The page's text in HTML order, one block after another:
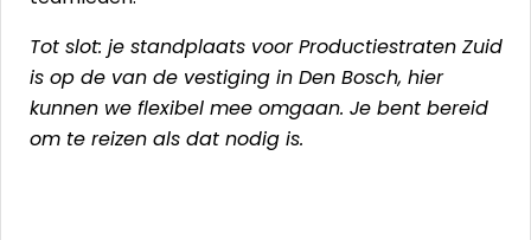
Tot slot: je standplaats voor Productiestraten Zuid
is op de van de vestiging in Den Bosch, hier
kunnen we flexibel mee omgaan. Je bent bereid
om te reizen als dat nodig is.